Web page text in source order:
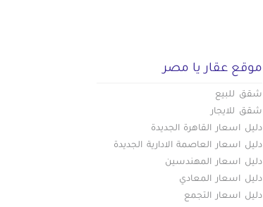
موقع عقار يا مصر
شقق للبيع
شقق للايجار
دليل اسعار القاهرة الجديدة
دليل اسعار العاصمة الادارية الجديدة
دليل اسعار المهندسين
دليل اسعار المعادي
دليل اسعار التجمع